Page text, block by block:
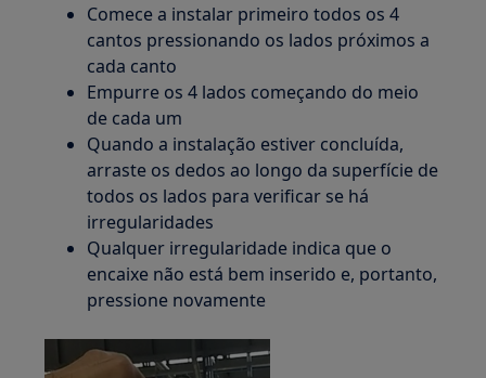
Comece a instalar primeiro todos os 4
cantos pressionando os lados próximos a
cada canto
Empurre os 4 lados começando do meio
de cada um
Quando a instalação estiver concluída,
arraste os dedos ao longo da superfície de
todos os lados para verificar se há
irregularidades
Qualquer irregularidade indica que o
encaixe não está bem inserido e, portanto,
pressione novamente